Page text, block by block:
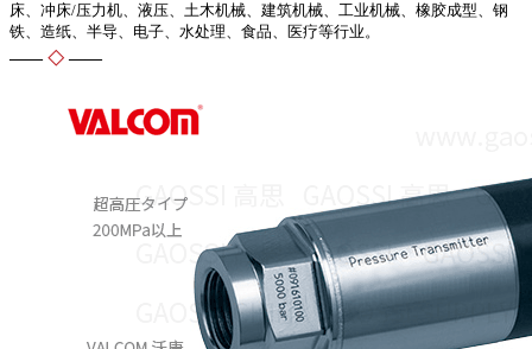
床、冲床/压力机、液压、土木机械、建筑机械、工业机械、橡胶成型、钢
铁、造纸、半导、电子、水处理、食品、医疗等行业。
—— ◇ ——